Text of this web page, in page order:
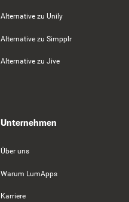
Alternative zu Unily
Alternative zu Simpplr
Alternative zu Jive
Unternehmen
Über uns
Warum LumApps
Karriere